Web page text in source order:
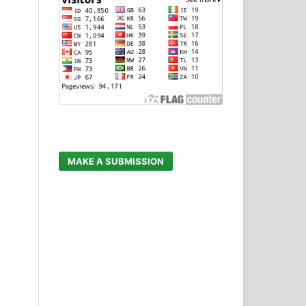
MAKE A SUBMISSION